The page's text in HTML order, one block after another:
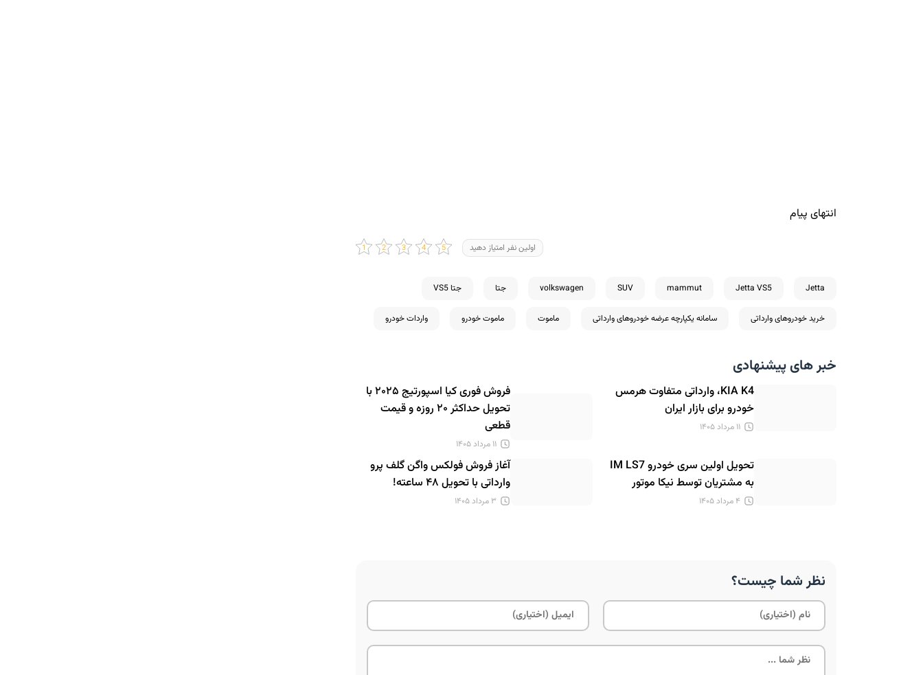
انتهای پیام
اولین نفر امتیاز دهید
Jetta
Jetta VS5
mammut
SUV
volkswagen جتا جتا VS5
خرید خودروهای وارداتی سامانه یکپارچه عرضه خودروهای وارداتی ماموت ماموت خودرو واردات خودرو
خبر های پیشنهادی
KIA K4، وارداتی متفاوت هرمس
خودرو برای بازار ایران
۱۱ مرداد ۱۴۰۵
فروش فوری کیا اسپورتیج ۲۰۲۵ با
تحویل حداکثر ۲۰ روزه و قیمت
قطعی
۱۱ مرداد ۱۴۰۵
تحویل اولین سری خودرو IM LS7
به مشتریان توسط نیکا موتور
۴ مرداد ۱۴۰۵
آغاز فروش فولکس واگن گلف پرو
وارداتی با تحویل ۴۸ ساعته!
۳ مرداد ۱۴۰۵
نظر شما چیست؟